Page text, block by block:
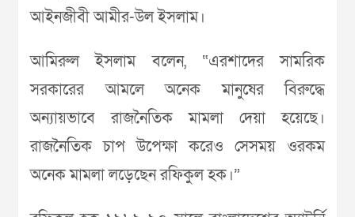
আইনজীবী আমীর-উল ইসলাম।
আমিরুল ইসলাম বলেন, “এরশাদের সামরিক
সরকারের আমলে অনেক মানুষের বিরুদ্ধে
অন্যায়ভাবে রাজনৈতিক মামলা দেয়া হয়েছে।
রাজনৈতিক চাপ উপেক্ষা করেও সেসময় ওরকম
অনেক মামলা লড়েছেন রফিকুল হক।”